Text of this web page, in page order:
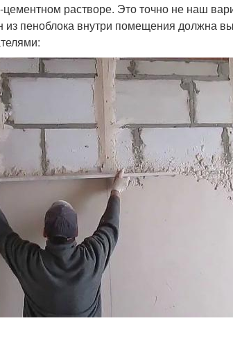
растворе. Это точно не наш
из пеноблока внутри помещения должна